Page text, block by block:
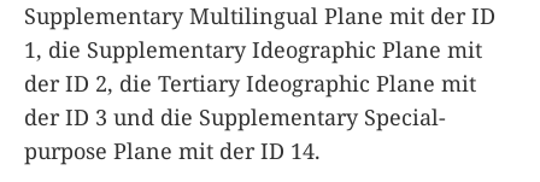
Supplementary Multilingual Plane mit der ID
1, die Supplementary Ideographic Plane mit
der ID 2, die Tertiary Ideographic Plane mit
der ID 3 und die Supplementary Special-
purpose Plane mit der ID 14.